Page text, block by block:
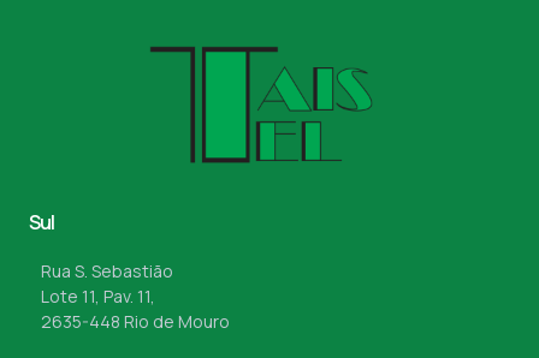
Sul
Rua S. Sebastião
Lote 11, Pav. 11,
2635-448 Rio de Mouro